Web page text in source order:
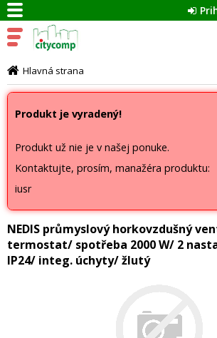
Hlavná strana
Produkt je vyradený!
Produkt už nie je v našej ponuke.
Kontaktujte, prosím, manažéra produktu:
iusr
NEDIS průmyslový horkovzdušný
termostat/ spotřeba 2000 W/ 2
IP24/ integ. úchyty/ žlutý